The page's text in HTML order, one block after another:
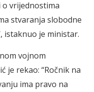
o vrijednostima
stvaranja slobodne
istaknuo je ministar.
vojnom
je rekao: “Ročnik na
ima pravo na